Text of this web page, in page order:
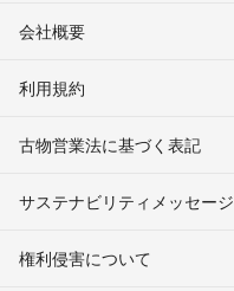
会社概要
利用規約
古物営業法に基づく表記
サステナビリティメッセージ
権利侵害について